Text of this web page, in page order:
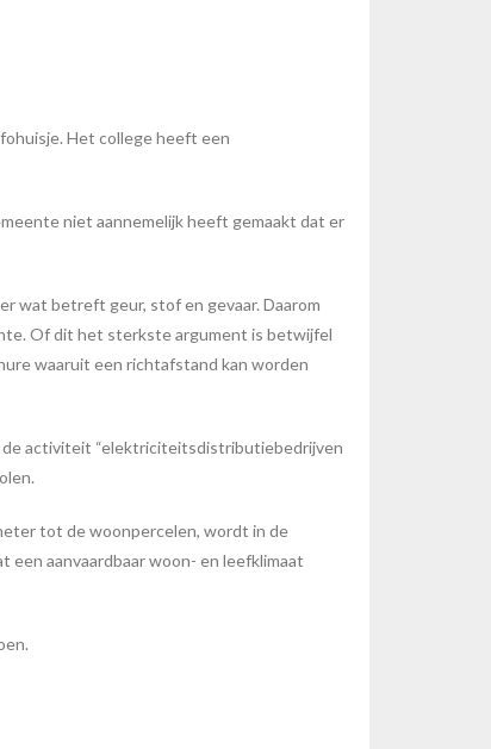
Het college heeft een
niet aannemelijk heeft gemaakt dat er
wat betreft geur, stof en gevaar. Daarom
Of dit het sterkste argument is betwijfel
waaruit een richtafstand kan worden
de activiteit “elektriciteitsdistributiebedrijven
tot de woonpercelen, wordt in de
aanvaardbaar woon- en leefklimaat